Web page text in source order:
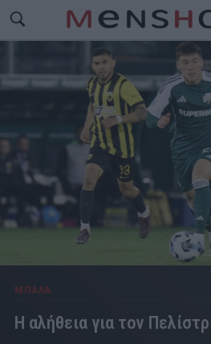
ΜΠΑΛΑ
Η αλήθεια για τον